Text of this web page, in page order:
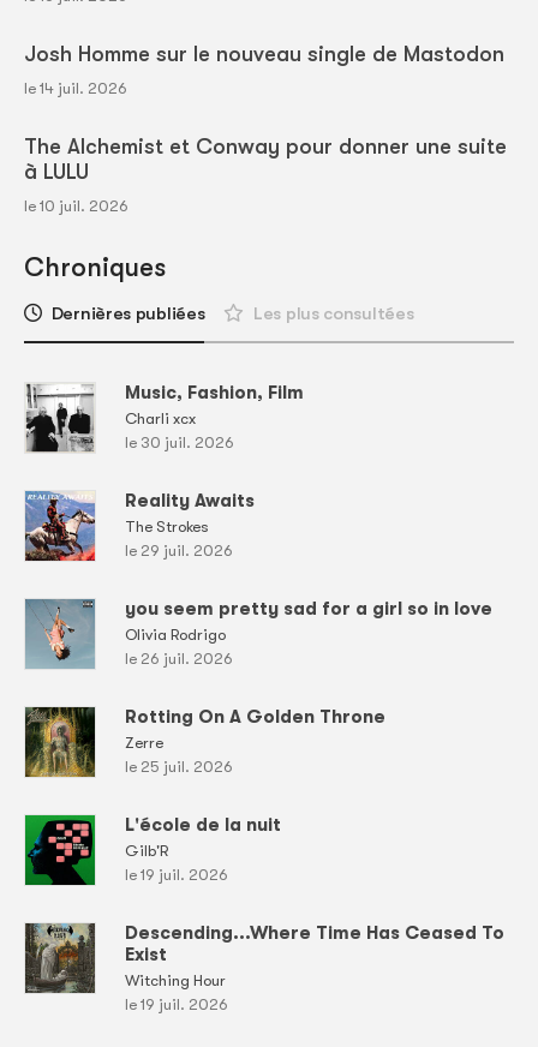
Josh Homme sur le nouveau single de Mastodon
le 14 juil. 2026
The Alchemist et Conway pour donner une suite
à LULU
le 10 juil. 2026
Chroniques
Dernières publiées Les plus consultées
Music, Fashion, Film
Charli xcx
le 30 juil. 2026
Reality Awaits
The Strokes
le 29 juil. 2026
you seem pretty sad for a girl so in love
Olivia Rodrigo
le 26 juil. 2026
Rotting On A Golden Throne
Zerre
le 25 juil. 2026
L'école de la nuit
Gilb'R
le 19 juil. 2026
Descending...Where Time Has Ceased To
Exist
Witching Hour
le 19 juil. 2026